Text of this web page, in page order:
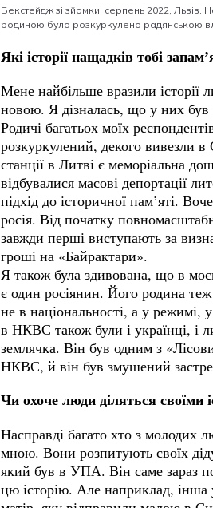
Бекстейдж зі зйомки, серпень 2022,
родиною було розкуркулено радянською
Які історії нащадків тобі
Мене найбільше вразили історії
новою. Я дізналась, що у них був
Родичі багатьох моїх
розкуркулений, декого вивезли
станції в Литві є меморіальна
відбувалися масові депортації
підхід до історичної пам’яті.
росія. Від початку
завжди перші виступають за
гроші на «Байрактари».
Я також була здивована, що в
є один росіянин. Його родина
не в національності, а у
в НКВС також були і українці, і
землячка. Він був одним з
НКВС, й він був змушений
Чи охоче люди діляться своїми
Насправді багато хто з молодих
мною. Вони розпитують своїх
який був в УПА. Він саме зараз
цю історію. Але наприклад, інша